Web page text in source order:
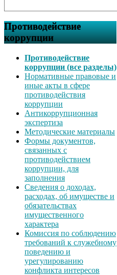
Противодействие
коррупции
Противодействие
коррупции (все разделы)
Нормативные правовые и
иные акты в сфере
противодействия
коррупции
Антикоррупционная
экспертиза
Методические материалы
Формы документов,
связанных с
противодействием
коррупции, для
заполнения
Сведения о доходах,
расходах, об имуществе и
обязательствах
имущественного
характера
Комиссия по соблюдению
требований к служебному
поведению и
урегулированию
конфликта интересов